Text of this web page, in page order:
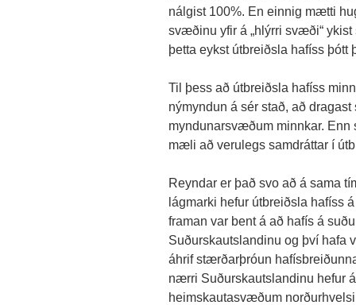
nálgist 100%. En einnig mætti
svæðinu yfir á „hlýrri svæði“ ykist
þetta eykst útbreiðsla hafíss þótt
Til þess að útbreiðsla hafíss
nýmyndun á sér stað, að
myndunarsvæðum minnkar. Enn
mæli að verulegs samdráttar í
Reyndar er það svo að á sama
lágmarki hefur útbreiðsla hafíss
framan var bent á að hafís á
Suðurskautslandinu og því hafa
áhrif stærðarþróun
nærri Suðurskautslandinu hefur
heimskautasvæðum